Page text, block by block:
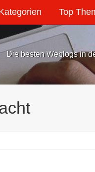
Top
Die besten Weblogs in